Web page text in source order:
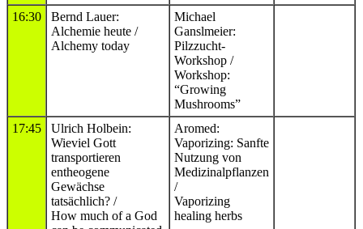
16:30
Bernd Lauer:
Alchemie heute /
Alchemy today
Michael
Ganslmeier:
Pilzzucht-
Workshop /
Workshop:
“Growing
Mushrooms”
17:45
Ulrich Holbein:
Wieviel Gott
transportieren
entheogene
Gewächse
tatsächlich? /
How much of a God
Aromed:
Vaporizing: Sanfte
Nutzung von
Medizinalpflanzen
/
Vaporizing
healing herbs